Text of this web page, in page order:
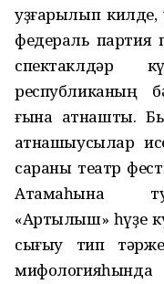
уҙғарылып килде,
федераль партия
спектаклдәр
республиканың
ғына ҡатнашты.
ҡатнашыусылар
сараны театр
Атамаһына
«Артылыш» һүҙе
сығыу тип